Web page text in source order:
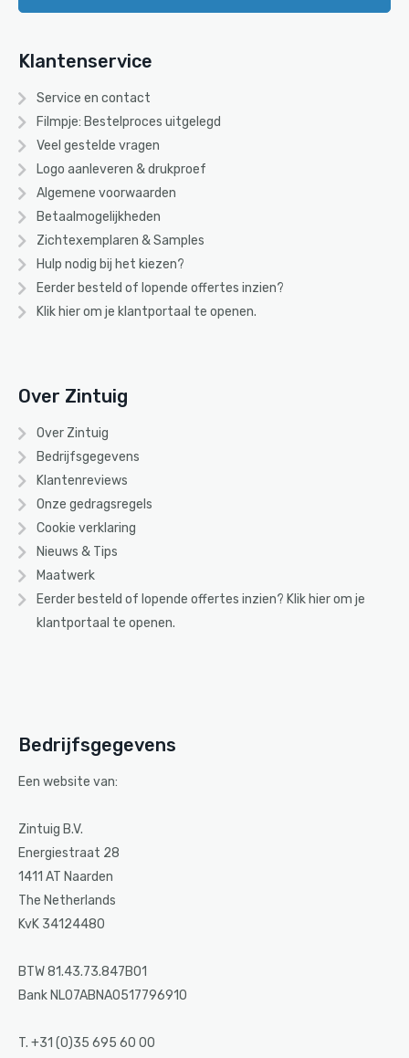
Klantenservice
Service en contact
Filmpje: Bestelproces uitgelegd
Veel gestelde vragen
Logo aanleveren & drukproef
Algemene voorwaarden
Betaalmogelijkheden
Zichtexemplaren & Samples
Hulp nodig bij het kiezen?
Eerder besteld of lopende offertes inzien?
Klik hier om je klantportaal te openen.
Over Zintuig
Over Zintuig
Bedrijfsgegevens
Klantenreviews
Onze gedragsregels
Cookie verklaring
Nieuws & Tips
Maatwerk
Eerder besteld of lopende offertes inzien? Klik hierom je
klantportaal te openen.
Bedrijfsgegevens
Een website van:
Zintuig B.V.
Energiestraat 28
1411 AT Naarden
The Netherlands
KvK 34124480
BTW 81.43.73.847B01
Bank NL07ABNA0517796910
T. +31 (0)35 695 60 00